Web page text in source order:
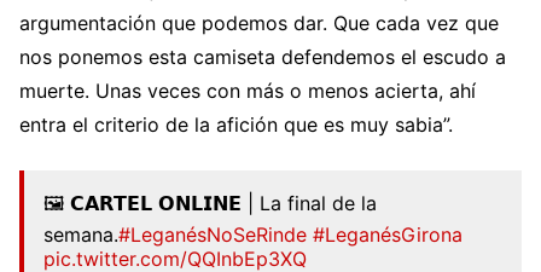
argumentación que podemos dar. Que cada vez que
nos ponemos esta camiseta defendemos el escudo a
muerte. Unas veces con más o menos acierta, ahí
entra el criterio de la afición que es muy sabia”.
🖼️ 𝗖𝗔𝗥𝗧𝗘𝗟 𝗢𝗡𝗟𝗜𝗡𝗘 | La final de la
semana.#LeganésNoSeRinde #LeganésGirona
pic.twitter.com/QQInbEp3XQ